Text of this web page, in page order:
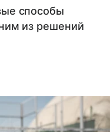
способы
из решений